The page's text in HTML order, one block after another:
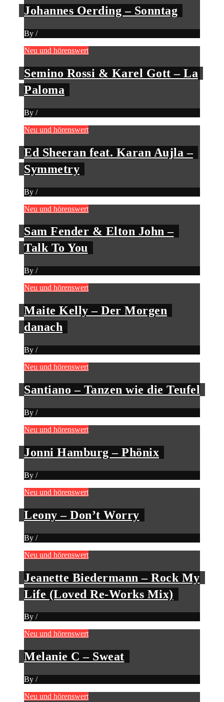
Johannes Oerding – Sonntag
By /
Neu und hörenswert
Semino Rossi & Karel Gott – La
Paloma
By /
Neu und hörenswert
Ed Sheeran feat. Karan Aujla –
Symmetry
By /
Neu und hörenswert
Sam Fender & Elton John –
Talk To You
By /
Neu und hörenswert
Maite Kelly – Der Morgen
danach
By /
Neu und hörenswert
Santiano – Tanzen wie die Teufel
By /
Neu und hörenswert
Jonni Hamburg – Phönix
By /
Neu und hörenswert
Leony – Don’t Worry
By /
Neu und hörenswert
Jeanette Biedermann – Rock My
Life (Loved Re-Works Mix)
By /
Neu und hörenswert
Melanie C – Sweat
By /
Neu und hörenswert